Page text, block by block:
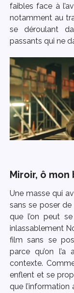
faibles face à
notamment au
se déroulant
passants qui ne
Miroir, ô
Une masse qui
sans se poser
que l’on peut
inlassablement
film sans se
parce qu’on
contexte.
enflent et se
que l’information